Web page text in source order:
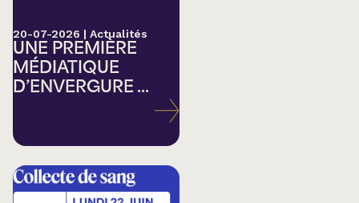
20-07-2026 | Actualités
UNE PREMIÈRE
MÉDIATIQUE
D’ENVERGURE ...